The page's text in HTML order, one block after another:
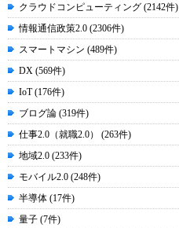
クラウドコンピューティング (2142件)
情報通信政策2.0 (2306件)
スマートマシン (489件)
DX (569件)
IoT (176件)
ブログ論 (319件)
仕事2.0（就職2.0） (263件)
地域2.0 (233件)
モバイル2.0 (248件)
半導体 (17件)
量子 (7件)